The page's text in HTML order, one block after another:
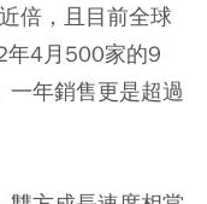
倍，且目前全球
年4月500家的9
一年銷售更是超過